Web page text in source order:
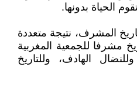
الحياة بدونها.
المشرف، نتيجة متعددة
مشرفا للجمعية المغربية
الهادف، وللتاريخ